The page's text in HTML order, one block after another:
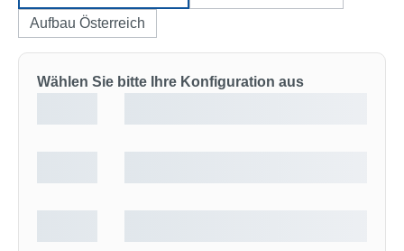
Aufbau Österreich
Wählen Sie bitte Ihre Konfiguration aus